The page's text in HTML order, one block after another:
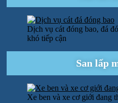
Dịch vụ cát đóng bao, đá
khó tiếp cận
San lấp
Xe ben và xe cơ giới đang